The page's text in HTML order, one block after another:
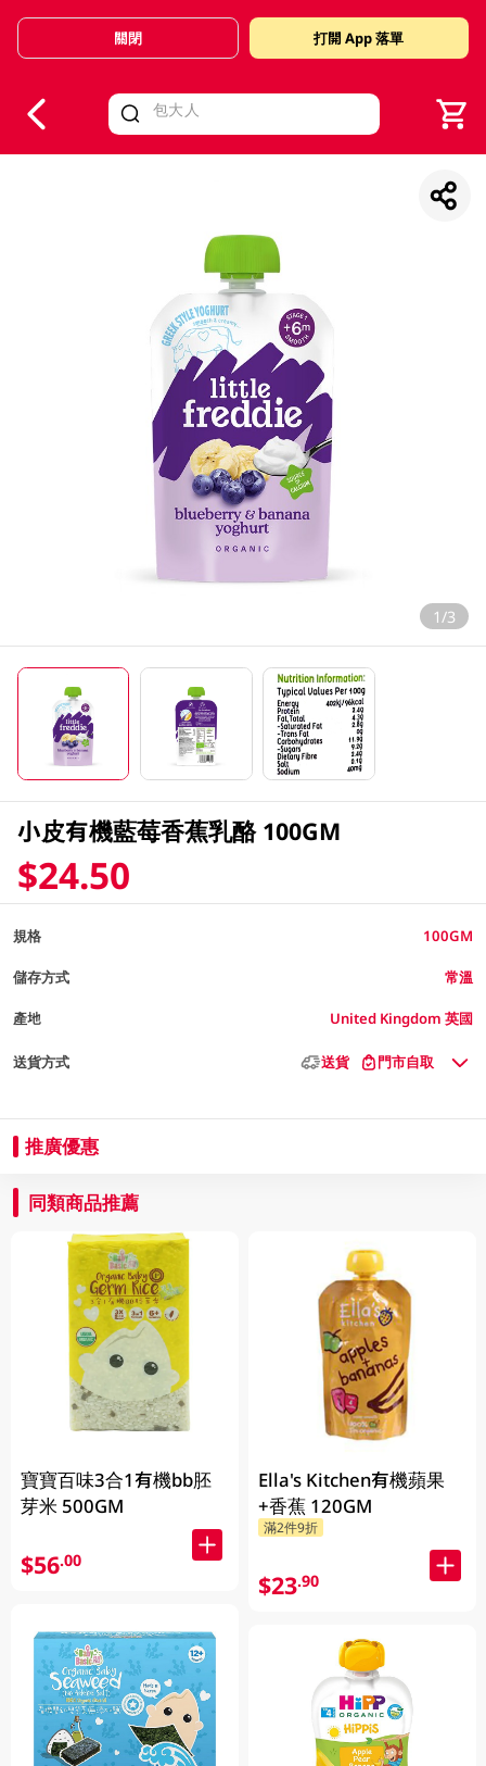
Valid Until 30 June 2026
關閉 打開 App 落單
1/3
小皮有機藍莓香蕉乳酪 100GM
$24.50
規格 100GM
儲存方式 常溫
產地 United Kingdom 英國
送貨方式 送貨 門市自取
推廣優惠
同類商品推薦
寶寶百味3合1有機bb胚
芽米 500GM
$56.00
Ella's Kitchen有機蘋果
+香蕉 120GM
滿2件9折
$23.90